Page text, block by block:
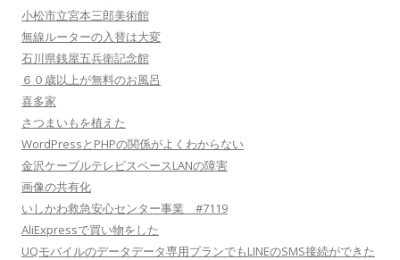
小松市立宮本三郎美術館
無線ルーターの入替は大変
石川県銭屋五兵衛記念館
６０歳以上が無料のお風呂
喜多家
さつまいもを植えた
WordPressとPHPの関係がよくわからない
金沢ケーブルテレビスペースLANの障害
画像の共有化
いしかわ救急安心センター事業 #7119
AliExpressで買い物をした
UQモバイルのデータデータ専用プランでもLINEのSMS接続ができた